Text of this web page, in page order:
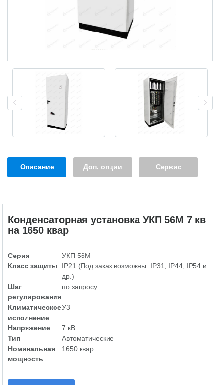
Описание Доп. опции Сервис
Конденсаторная установка УКП 56М 7 кв
на 1650 квар
Серия
УКП 56М
Класс защиты
IP21 (Под заказ возможны: IP31, IP44, IP54 и
др.)
Шаг
регулирования
по запросу
Климатическое
исполнение
У3
Напряжение
7 кВ
Тип
Автоматические
Номинальная
мощность
1650 квар